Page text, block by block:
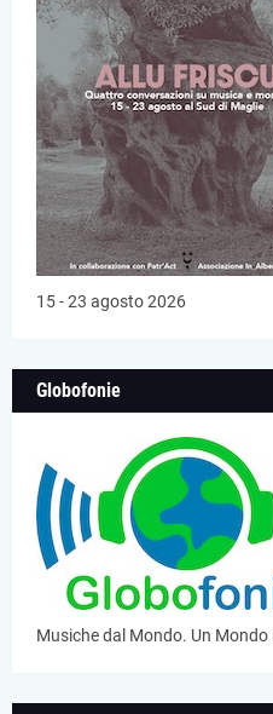
15 - 23 agosto 2026
Globofonie
Musiche dal Mondo. Un Mondo